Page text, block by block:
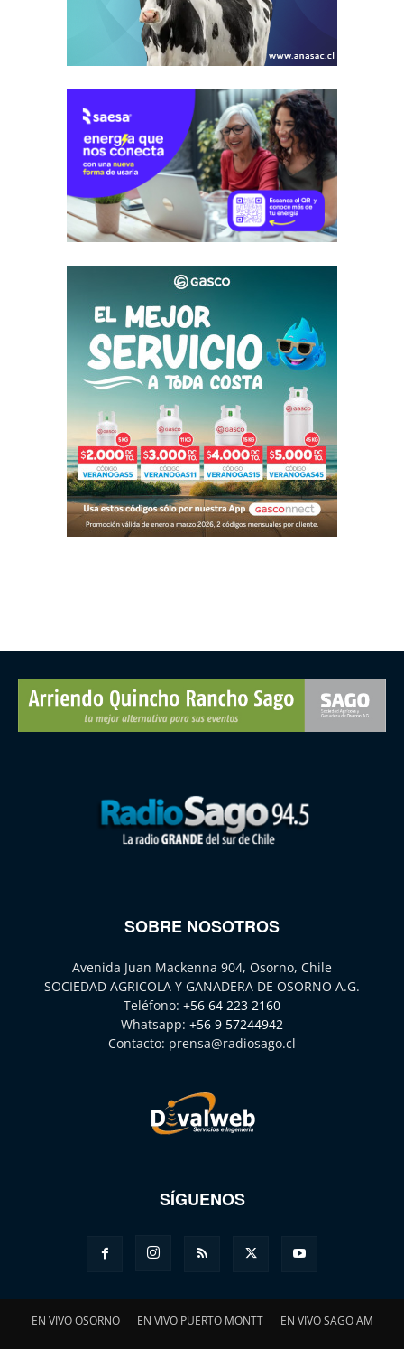
SOBRE NOSOTROS
Avenida Juan Mackenna 904, Osorno, Chile
SOCIEDAD AGRICOLA Y GANADERA DE OSORNO A.G.
Teléfono: +56 64 223 2160
Whatsapp: +56 9 57244942
Contacto: prensa@radiosago.cl
SÍGUENOS
EN VIVO OSORNO EN VIVO PUERTO MONTT EN VIVO SAGO AM